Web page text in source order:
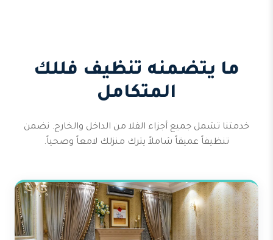
ما يتضمنه تنظيف فللك
المتكامل
خدمتنا تشمل جميع أجزاء الفلا من الداخل والخارج. نضمن
تنظيفاً عميقاً شاملاً يترك منزلك لامعاً وصحياً.